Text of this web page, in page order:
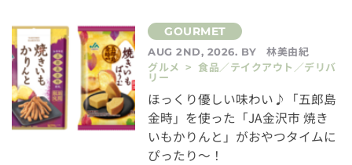
AUG 2ND, 2026. BY
林美由紀
グルメ > 食品／テイクアウト／デリバ
リー
ほっくり優しい味わい♪「五郎島
金時」を使った「JA金沢市 焼き
いもかりんと」がおやつタイムに
ぴったり～！